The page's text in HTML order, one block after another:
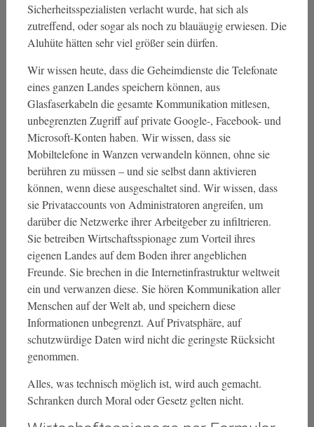
Sicherheitsspezialisten verlacht wurde, hat sich als
zutreffend, oder sogar als noch zu blauäugig erwiesen. Die
Aluhüte hätten sehr viel größer sein dürfen.
Wir wissen heute, dass die Geheimdienste die Telefonate
eines ganzen Landes speichern können, aus
Glasfaserkabeln die gesamte Kommunikation mitlesen,
unbegrenzten Zugriff auf private Google-, Facebook- und
Microsoft-Konten haben. Wir wissen, dass sie
Mobiltelefone in Wanzen verwandeln können, ohne sie
berühren zu müssen – und sie selbst dann aktivieren
können, wenn diese ausgeschaltet sind. Wir wissen, dass
sie Privataccounts von Administratoren angreifen, um
darüber die Netzwerke ihrer Arbeitgeber zu infiltrieren.
Sie betreiben Wirtschaftsspionage zum Vorteil ihres
eigenen Landes auf dem Boden ihrer angeblichen
Freunde. Sie brechen in die Internetinfrastruktur weltweit
ein und verwanzen diese. Sie hören Kommunikation aller
Menschen auf der Welt ab, und speichern diese
Informationen unbegrenzt. Auf Privatsphäre, auf
schutzwürdige Daten wird nicht die geringste Rücksicht
genommen.
Alles, was technisch möglich ist, wird auch gemacht.
Schranken durch Moral oder Gesetz gelten nicht.